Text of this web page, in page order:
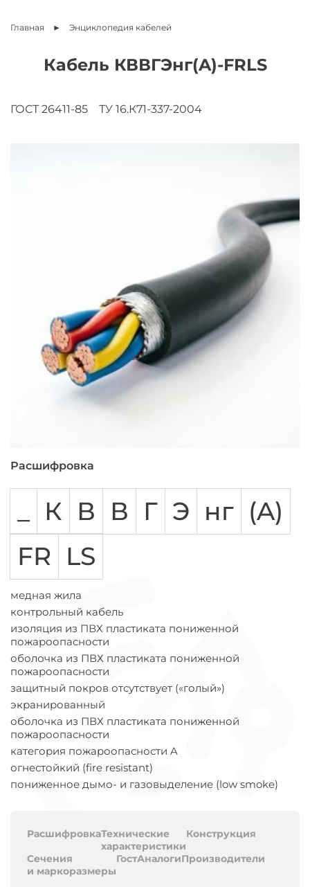
Главная Энциклопедия кабелей
Кабель КВВГЭнг(A)-FRLS
ГОСТ 26411-85 ТУ 16.К71-337-2004
Расшифровка
К В В Г Э нг (A)
FR LS
медная жила
контрольный кабель
изоляция из ПВХ пластиката пониженной
пожароопасности
оболочка из ПВХ пластиката пониженной
пожароопасности
защитный покров отсутствует («голый»)
экранированный
оболочка из ПВХ пластиката пониженной
пожароопасности
категория пожароопасности A
огнестойкий (fire resistant)
пониженное дымо- и газовыделение (low smoke)
РасшифровкаТехнические
характеристики
Конструкция
Сечения
и маркоразмеры
ГостАналогиПроизводители